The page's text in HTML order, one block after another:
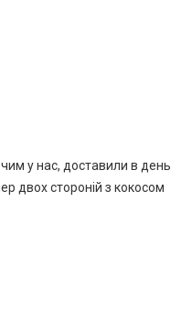
у нас, доставили в день
двох стороній з кокосом